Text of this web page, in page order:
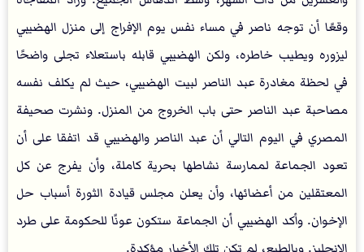
وقعًا أن توجه ناصر في مساء نفس يوم الإفراج إلى منزل الهضيبي
ليزوره ويطيب خاطره، ولكن الهضيبي قابله باستعلاء تجلى واضحًا
في لحظة مغادرة عبد الناصر لبيت الهضيبي، حيث لم يكلف نفسه
مصاحبة عبد الناصر حتى باب الخروج من المنزل. ونشرت صحيفة
المصري في اليوم التالي أن عبد الناصر والهضيبي قد اتفقا على أن
تعود الجماعة لممارسة نشاطها بحرية كاملة، وأن يفرج عن كل
المعتقلين من أعضائها، وأن يعلن مجلس قيادة الثورة أسباب حل
الإخوان. وأكد الهضيبي أن الجماعة ستكون عونًا للحكومة على طرد
الإنجليز. وبالطبع، لم تكن تلك الأخبار مؤكدة.